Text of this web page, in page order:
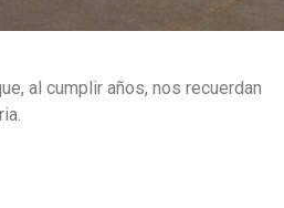
al cumplir años, nos recuerdan